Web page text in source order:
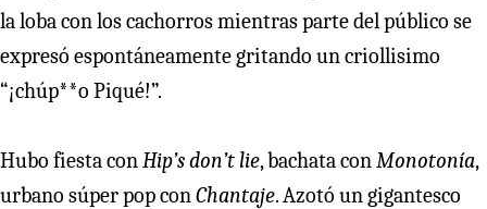
la loba con los cachorros mientras parte del público se
expresó espontáneamente gritando un criollisimo
“¡chúp**o Piqué!”.
Hubo fiesta conHip’s don’t lie, bachata conMonotonía,
urbano súper pop conChantaje. Azotó un gigantesco